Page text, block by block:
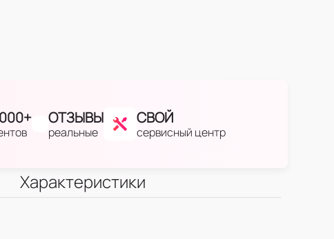
ОТЗЫВЫ
реальные
СВОЙ
сервисный центр
Характеристики